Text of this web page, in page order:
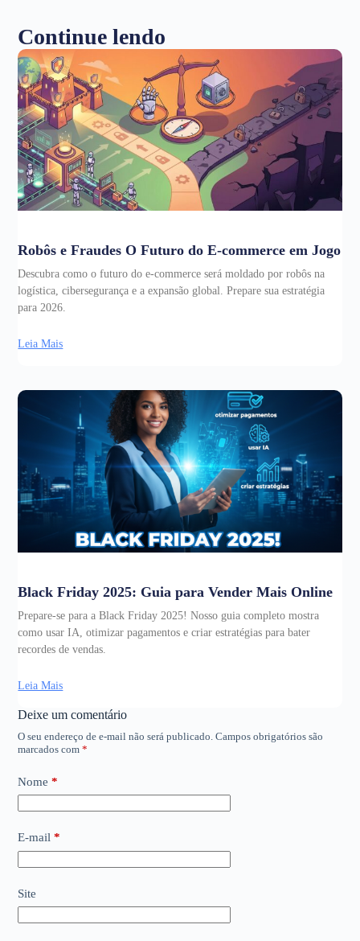
Continue lendo
Robôs e Fraudes O Futuro do E-commerce em Jogo
Descubra como o futuro do e-commerce será moldado por robôs na
logística, cibersegurança e a expansão global. Prepare sua estratégia
para 2026.
Leia Mais
Black Friday 2025: Guia para Vender Mais Online
Prepare-se para a Black Friday 2025! Nosso guia completo mostra
como usar IA, otimizar pagamentos e criar estratégias para bater
recordes de vendas.
Leia Mais
Deixe um comentário
O seu endereço de e-mail não será publicado. Campos obrigatórios são
marcados com*
Nome *
E-mail *
Site